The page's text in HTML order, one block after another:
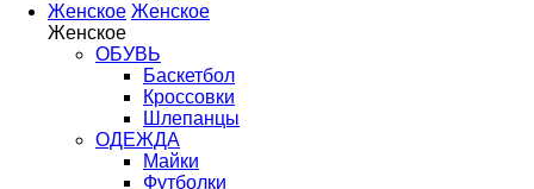
Женское Женское
Женское
ОБУВЬ
Баскетбол
Кроссовки
Шлепанцы
ОДЕЖДА
Майки
Футболки